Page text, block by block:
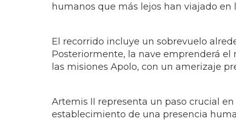
humanos que más lejos han viajado en
El recorrido incluye un sobrevuelo
Posteriormente, la nave emprenderá
las misiones Apolo, con un amerizaje
Artemis II representa un paso crucial
establecimiento de una presencia